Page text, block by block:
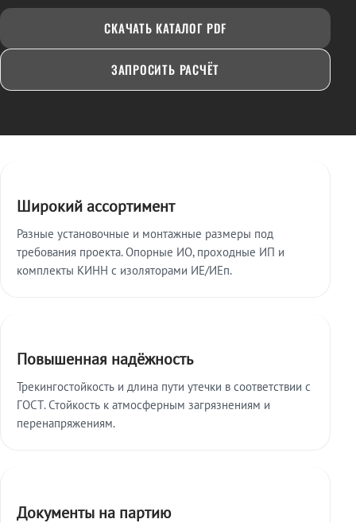
СКАЧАТЬ КАТАЛОГ PDF
ЗАПРОСИТЬ РАСЧЁТ
Широкий ассортимент
Разные установочные и монтажные размеры под
требования проекта. Опорные ИО, проходные ИП и
комплекты КИНН с изоляторами ИЕ/ИЕп.
Повышенная надёжность
Трекингостойкость и длина пути утечки в соответствии с
ГОСТ. Стойкость к атмосферным загрязнениям и
перенапряжениям.
Документы на партию